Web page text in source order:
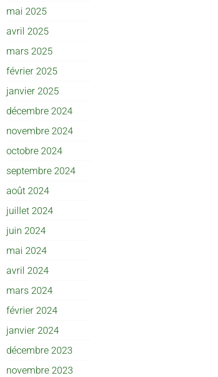
mai 2025
avril 2025
mars 2025
février 2025
janvier 2025
décembre 2024
novembre 2024
octobre 2024
septembre 2024
août 2024
juillet 2024
juin 2024
mai 2024
avril 2024
mars 2024
février 2024
janvier 2024
décembre 2023
novembre 2023